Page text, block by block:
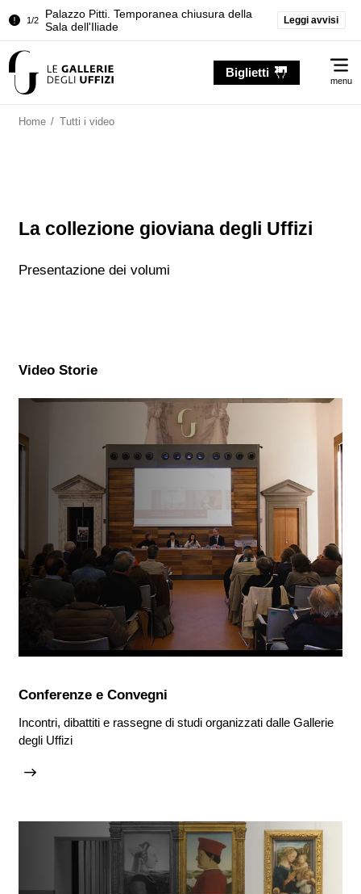
1/2
Palazzo Pitti. Temporanea chiusura della
Sala dell'Iliade
Granduchi
Sala dell'Iliade
Leggi avvisi
Biglietti
menu
Home / Tutti i video
La collezione gioviana degli Uffizi
Presentazione dei volumi
Video Storie
Conferenze e Convegni
Incontri, dibattiti e rassegne di studi organizzati dalle Gallerie
degli Uffizi